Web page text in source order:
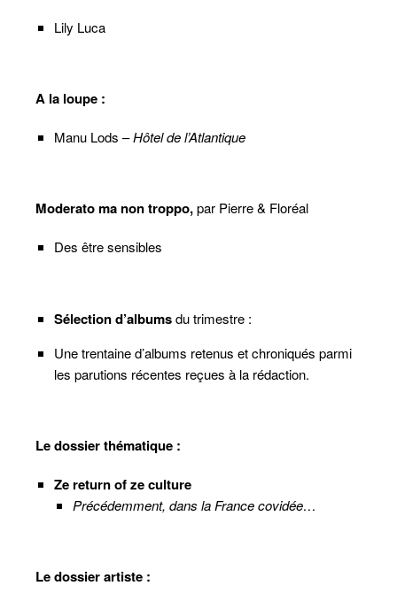
Lily Luca
A la loupe :
Manu Lods –Hôtel de l’Atlantique
Moderato ma non troppo,par Pierre & Floréal
Des être sensibles
Sélection d’albumsdu trimestre :
Une trentaine d’albums retenus et chroniqués parmi
les parutions récentes reçues à la rédaction.
Le dossier thématique :
Ze return of ze culture
Précédemment, dans la France covidée…
Le dossier artiste :